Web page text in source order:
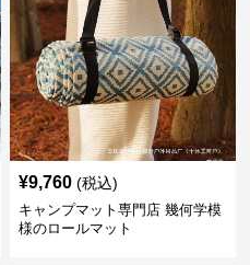
¥9,760 (税込)
キャンプマット専門店 幾何学模
様のロールマット